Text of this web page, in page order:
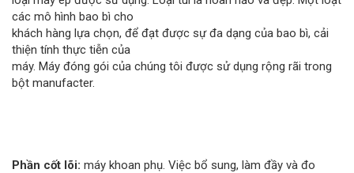
các mô hình bao bì cho
khách hàng lựa chọn, để đạt được sự đa dạng của bao bì, cải
thiện tính thực tiễn của
máy. Máy đóng gói của chúng tôi được sử dụng rộng rãi trong
bột manufacter.
Phần cốt lõi: máy khoan phụ. Việc bổ sung, làm đầy và đo